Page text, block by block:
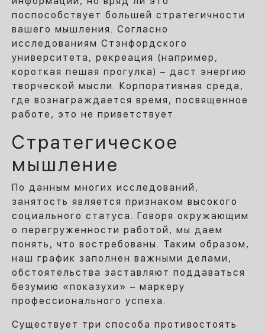
поспособствует большей стратегичности
вашего мышления. Согласно
исследованиям Стэнфордского
университета, рекреация (например,
короткая пешая прогулка) – даст энергию
творческой мысли. Корпоративная среда,
где вознаграждается время, посвященное
работе, это не приветствует.
Стратегическое
мышление
По данным многих исследований,
занятость является признаком высокого
социального статуса. Говоря окружающим
о перегруженности работой, мы даем
понять, что востребованы. Таким образом,
наш график заполнен важными делами,
обстоятельства заставляют поддаваться
безумию «показухи» – маркеру
профессионального успеха.
Существует три способа противостоять